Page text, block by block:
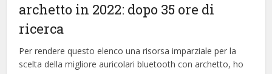
archetto in 2022: dopo 35 ore di
ricerca
Per rendere questo elenco una risorsa imparziale per la
scelta della migliore auricolari bluetooth con archetto, ​​ho